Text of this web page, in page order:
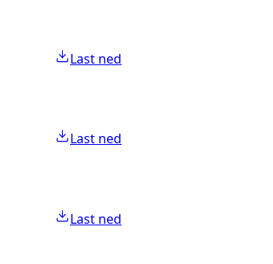
Last ned
Last ned
Last ned